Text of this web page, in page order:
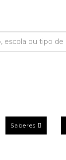
Saberes